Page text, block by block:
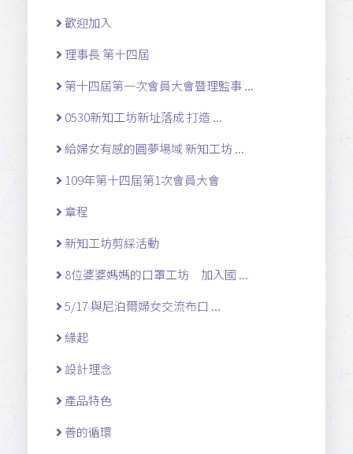
歡迎加入
理事長 第十四屆
第十四屆第一次會員大會暨理監事 ...
0530新知工坊新址落成 打造 ...
給婦女有感的圓夢場域 新知工坊 ...
109年第十四屆第1次會員大會
章程
新知工坊剪綵活動
8位婆婆媽媽的口罩工坊 加入國 ...
5/17 與尼泊爾婦女交流布口 ...
緣起
設計理念
產品特色
善的循環